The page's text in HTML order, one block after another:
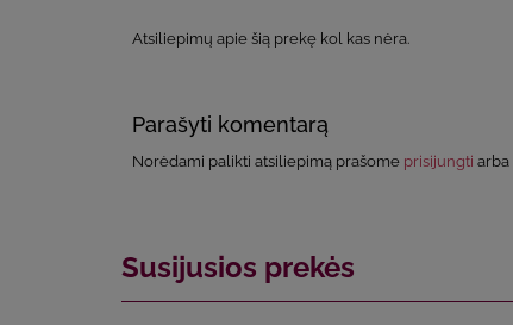
Atsiliepimų apie šią prekę kol kas nėra.
Parašyti komentarą
Norėdami palikti atsiliepimą prašome prisijungti arba
Susijusios prekės